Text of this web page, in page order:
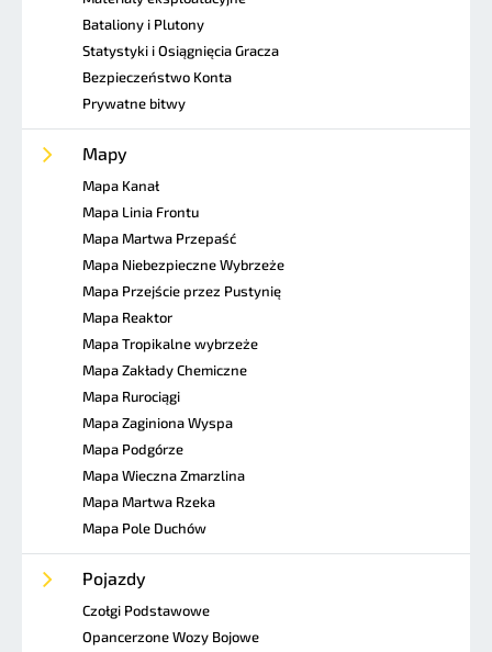
Bataliony i Plutony
Statystyki i Osiągnięcia Gracza
Bezpieczeństwo Konta
Prywatne bitwy
Mapy
Mapa Kanał
Mapa Linia Frontu
Mapa Martwa Przepaść
Mapa Niebezpieczne Wybrzeże
Mapa Przejście przez Pustynię
Mapa Reaktor
Mapa Tropikalne wybrzeże
Mapa Zakłady Chemiczne
Mapa Rurociągi
Mapa Zaginiona Wyspa
Mapa Podgórze
Mapa Wieczna Zmarzlina
Mapa Martwa Rzeka
Mapa Pole Duchów
Pojazdy
Czołgi Podstawowe
Opancerzone Wozy Bojowe